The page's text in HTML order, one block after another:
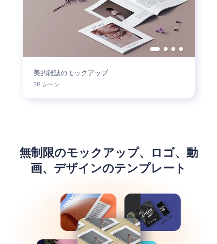
美的雑誌のモックアップ
38 シーン
無制限のモックアップ、ロゴ、動
画、デザインのテンプレート